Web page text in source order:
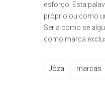
esforço. Esta
próprio ou como
Seria como se
como marca
Jôza marcas